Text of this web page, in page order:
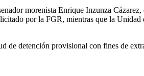
morenista Enrique Inzunza
por la FGR, mientras que la
detención provisional con fines de